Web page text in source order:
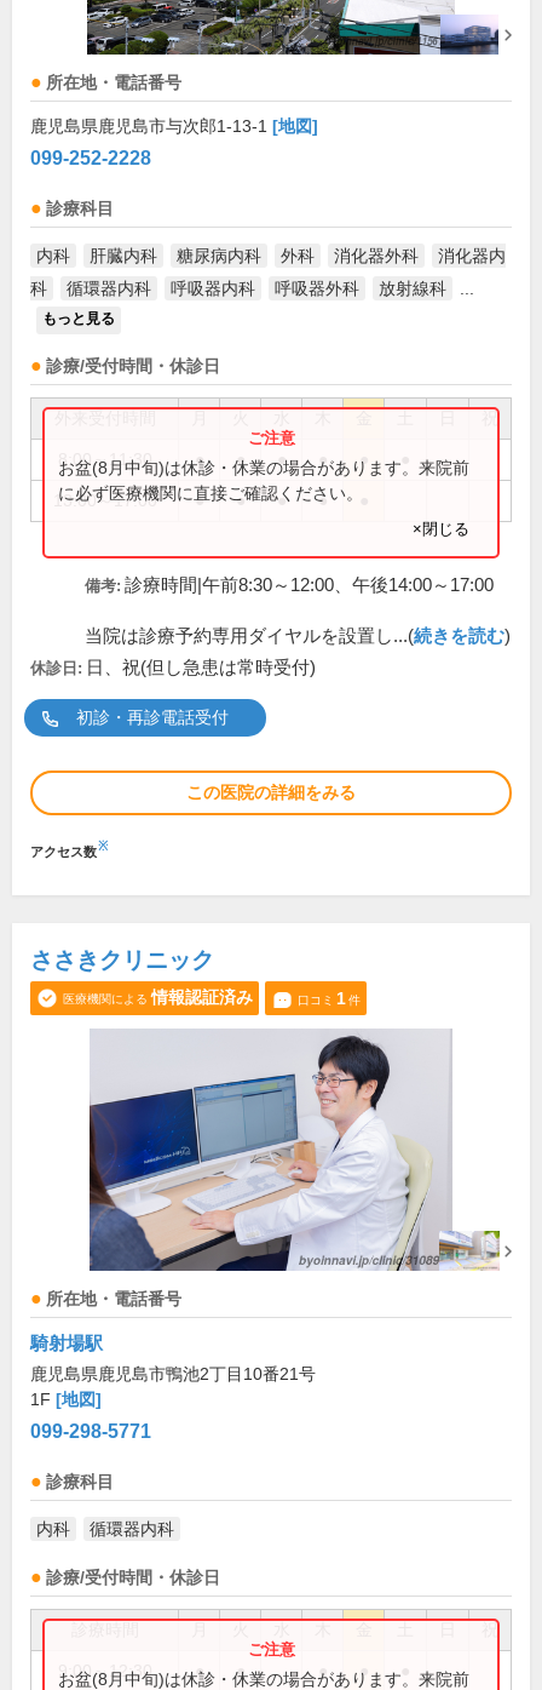
所在地・電話番号
鹿児島県鹿児島市与次郎1-13-1 [地図]
099-252-2228
診療科目
内科 肝臓内科 糖尿病内科 外科 消化器外科
消化器内
科
循環器内科 呼吸器内科 呼吸器外科 放射線科
もっと見る
診療/受付時間・休診日
祝
8:00～11:30 ● ● ● ● ●
13:00～17:00 ● ● ● ●
お盆(8月中旬)は休診・休業の場合があります。来院前
に必ず医療機関に直接ご確認ください。
×閉じる
備考: 診療時間|午前8:30～12:00、午後14:00～17:00
当院は診療予約専用ダイヤルを設置し...(続きを読む)
休診日: 日、祝(但し急患は常時受付)
初診・再診電話受付
この医院の詳細をみる
アクセス数※
ささきクリニック
医療機関による 情報認証済み 口コミ 1件
所在地・電話番号
騎射場駅
鹿児島県鹿児島市鴨池2丁目10番21号
1F [地図]
099-298-5771
診療科目
内科 循環器内科
診療/受付時間・休診日
祝
9:00～12:30 ● ● ● ●
お盆(8月中旬)は休診・休業の場合があります。来院前